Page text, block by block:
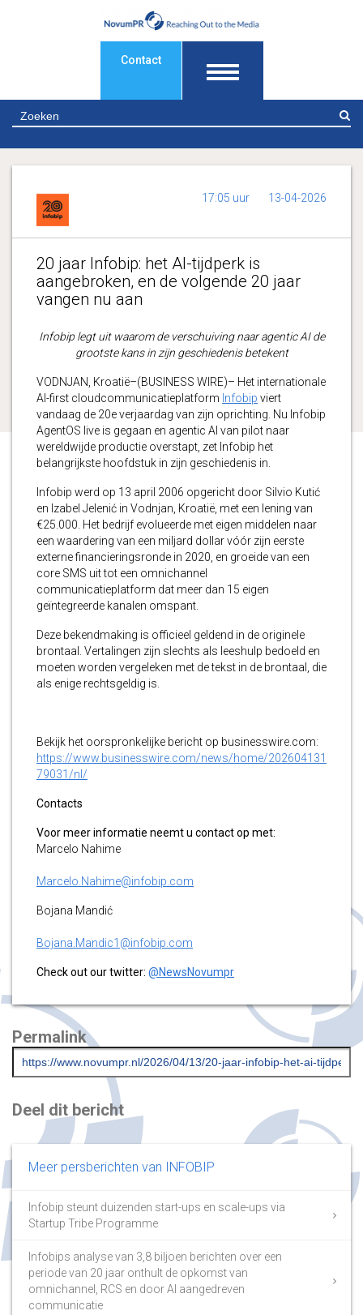
Contact
17:05 uur 13-04-2026
20 jaar Infobip: het AI-tijdperk is
aangebroken, en de volgende 20 jaar
vangen nu aan
Infobip legt uit waarom de verschuiving naar agentic AI de
grootste kans in zijn geschiedenis betekent
VODNJAN, Kroatië–(BUSINESS WIRE)– Het internationale
AI-first cloudcommunicatieplatform Infobip viert
vandaag de 20e verjaardag van zijn oprichting. Nu Infobip
AgentOS live is gegaan en agentic AI van pilot naar
wereldwijde productie overstapt, zet Infobip het
belangrijkste hoofdstuk in zijn geschiedenis in.
Infobip werd op 13 april 2006 opgericht door Silvio Kutić
en Izabel Jelenić in Vodnjan, Kroatië, met een lening van
€25.000. Het bedrijf evolueerde met eigen middelen naar
een waardering van een miljard dollar vóór zijn eerste
externe financieringsronde in 2020, en groeide van een
core SMS uit tot een omnichannel
communicatieplatform dat meer dan 15 eigen
geïntegreerde kanalen omspant.
Deze bekendmaking is officieel geldend in de originele
brontaal. Vertalingen zijn slechts als leeshulp bedoeld en
moeten worden vergeleken met de tekst in de brontaal, die
als enige rechtsgeldig is.
Bekijk het oorspronkelijke bericht op businesswire.com:
https://www.businesswire.com/news/home/202604131
79031/nl/
Contacts
Voor meer informatie neemt u contact op met:
Marcelo Nahime
Marcelo.Nahime@infobip.com
Bojana Mandić
Bojana.Mandic1@infobip.com
Check out our twitter: @NewsNovumpr
Permalink
Deel dit bericht
Meer persberichten van INFOBIP
Infobip steunt duizenden start-ups en scale-ups via
Startup Tribe Programme
Infobips analyse van 3,8 biljoen berichten over een
periode van 20 jaar onthult de opkomst van
omnichannel, RCS en door AI aangedreven
communicatie